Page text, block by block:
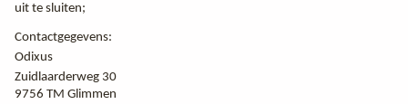
uit te sluiten;
Contactgegevens:
Odixus
Zuidlaarderweg 30
9756 TM Glimmen